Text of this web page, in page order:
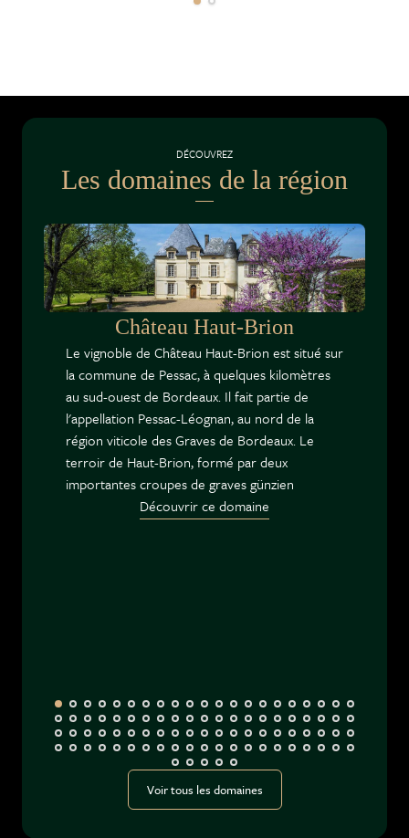
DÉCOUVREZ
Les domaines de la région
Château Haut-Brion
Le vignoble de Château Haut-Brion est situé sur
la commune de Pessac, à quelques kilomètres
au sud-ouest de Bordeaux. Il fait partie de
l'appellation Pessac-Léognan, au nord de la
région viticole des Graves de Bordeaux. Le
terroir de Haut-Brion, formé par deux
importantes croupes de graves günzien
Découvrir ce domaine
Voir tous les domaines